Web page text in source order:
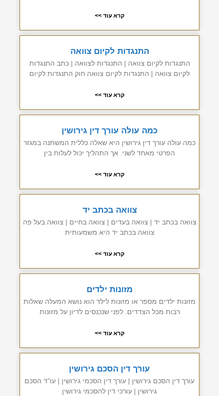
קרא עוד >>
התנגדות לקיום צוואה
התנגדות לקיום צוואה | התנגדות לצוואה | כתב התנגדות
לקיום צוואה | התנגדות לקיום צוואה חוק התנגדות לקיום
קרא עוד >>
כמה עולה עורך דין גירושין
כמה עולה עורך דין גירושין היא שאלה כללית המשתנה במגזר
הפרטי מאחד לשני. אך התהליך יכול לעלות בין
קרא עוד >>
צוואה בכתב יד
צוואה בכתב יד | צוואה בעדים | צוואה בחיים | צוואה בעל פה
צוואה בכתב יד היא משמעותית
קרא עוד >>
מזונות ילדים
מזונות ילדים מספר או מזונות לילד הוא נושא המעלה שאלות
רבות מכל הצדדים. לפני שנכנסים לדיון על מזונות
קרא עוד >>
עורך דין הסכם גירושין
עורך דין הסכם גירושין | עורך דין הסכמי גירושין | עו"ד הסכם
גירושין | עורכי דין להסכמי גירושין